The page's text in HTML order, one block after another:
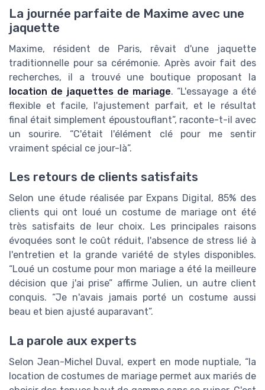
La journée parfaite de Maxime avec une
jaquette
Maxime, résident de Paris, rêvait d'une jaquette
traditionnelle pour sa cérémonie. Après avoir fait des
recherches, il a trouvé une boutique proposant la
location de jaquettes de mariage. “L'essayage a été
flexible et facile, l'ajustement parfait, et le résultat
final était simplement époustouflant”, raconte-t-il avec
un sourire. “C'était l'élément clé pour me sentir
vraiment spécial ce jour-là”.
Les retours de clients satisfaits
Selon une étude réalisée par Expans Digital, 85% des
clients qui ont loué un costume de mariage ont été
très satisfaits de leur choix. Les principales raisons
évoquées sont le coût réduit, l'absence de stress lié à
l'entretien et la grande variété de styles disponibles.
“Loué un costume pour mon mariage a été la meilleure
décision que j'ai prise” affirme Julien, un autre client
conquis. “Je n'avais jamais porté un costume aussi
beau et bien ajusté auparavant”.
La parole aux experts
Selon Jean-Michel Duval, expert en mode nuptiale, “la
location de costumes de mariage permet aux mariés de